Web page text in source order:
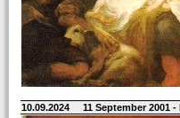
10.09.2024 11 September 2001